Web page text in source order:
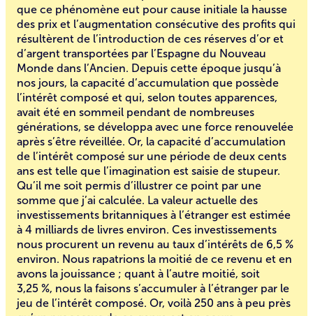
que ce phénomène eut pour cause initiale la hausse
des prix et l’augmentation consécutive des profits qui
résultèrent de l’introduction de ces réserves d’or et
d’argent transportées par l’Espagne du Nouveau
Monde dans l’Ancien. Depuis cette époque jusqu’à
nos jours, la capacité d’accumulation que possède
l’intérêt composé et qui, selon toutes apparences,
avait été en sommeil pendant de nombreuses
générations, se développa avec une force renouvelée
après s’être réveillée. Or, la capacité d’accumulation
de l’intérêt composé sur une période de deux cents
ans est telle que l’imagination est saisie de stupeur.
Qu’il me soit permis d’illustrer ce point par une
somme que j’ai calculée. La valeur actuelle des
investissements britanniques à l’étranger est estimée
à 4 milliards de livres environ. Ces investissements
nous procurent un revenu au taux d’intérêts de 6,5 %
environ. Nous rapatrions la moitié de ce revenu et en
avons la jouissance ; quant à l’autre moitié, soit
3,25 %, nous la faisons s’accumuler à l’étranger par le
jeu de l’intérêt composé. Or, voilà 250 ans à peu près